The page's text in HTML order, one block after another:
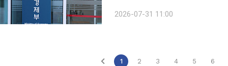
채웠다. 주식 거래대금이 5배 가까이
2026-07-31 11:00
1 2 3 4 5 6